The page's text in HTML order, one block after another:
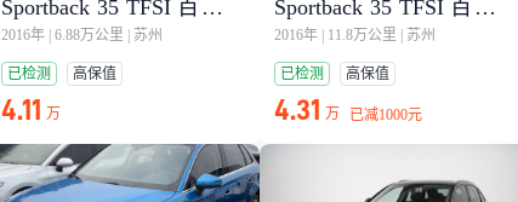
Sportback 35 TFSI 百万纪
念舒享型
2016年 6.88万公里 苏州
已检测 高保值
4.11 万
Sportback 35 TFSI 百万纪
念舒享型
2016年 11.8万公里 苏州
已检测 高保值
4.31 万 已减1000元